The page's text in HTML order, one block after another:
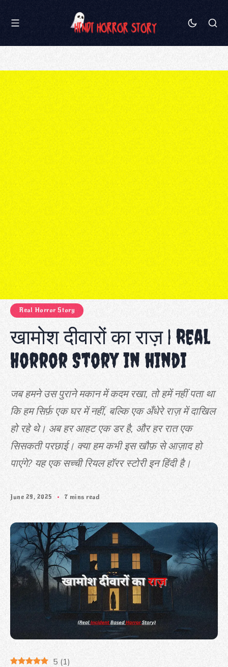
Real Horror Story
खामोश दीवारों का राज़ | Real
Horror Story in hindi
जब हमने उस पुराने मकान में कदम रखा, तो हमें नहीं पता था
कि हम सिर्फ़ एक घर में नहीं, बल्कि एक अँधेरे राज़ में दाखिल
हो रहे थे। अब हर आहट एक डर है, और हर रात एक
सिसकती परछाई। क्या हम कभी इस खौफ़ से आज़ाद हो
पाएंगे? यह एक सच्ची रियल हॉरर स्टोरी इन हिंदी है।
June 29, 2025 7 mins read
5 (1)